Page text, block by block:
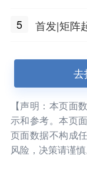
5
首发|矩阵
去
【声明：本页面
示和参考。本页
页面数据不构成
风险，决策请谨慎